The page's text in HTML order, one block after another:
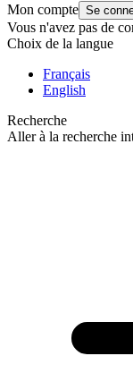
Mon compte Se
Vous n'avez pas de
Choix de la langue
Français
English
Recherche
Aller à la recherche